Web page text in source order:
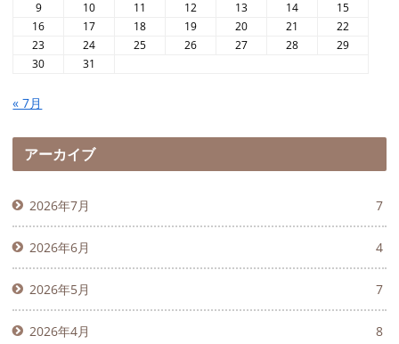
9
10 11 12 13 14
15
16
17 18 19 20 21
22
23
24 25 26 27 28
29
30
31
« 7月
アーカイブ
2026年7月 7
2026年6月 4
2026年5月 7
2026年4月 8